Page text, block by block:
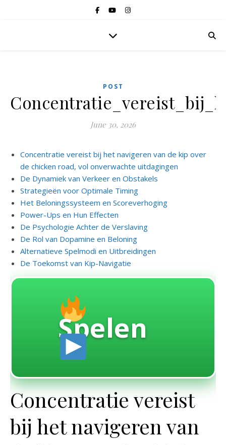
POST
June 30, 2026
Concentratie vereist bij het navigeren van de kip over
de chicken road, vol onverwachte uitdagingen
De Dynamiek van Verkeer en Obstakels
Strategieën voor Optimale Timing
Het Beloningssysteem en Scoreverhoging
Power-Ups en Hun Effecten
De Psychologie Achter de Verslaving
De Rol van Dopamine en Beloning
Alternatieve Spelmodi en Uitbreidingen
De Toekomst van Kip-Navigatie
Spelen
Concentratie vereist
bij het navigeren van